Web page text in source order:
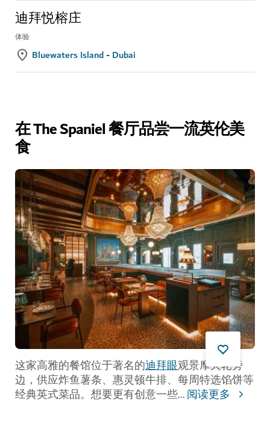
迪拜悦榕庄
体验
Bluewaters Island - Dubai
在 The Spaniel 餐厅品尝一流英伦美
食
这家高雅的餐馆位于著名的迪拜眼观景摩天轮旁
边，供应炸鱼薯条、惠灵顿牛排、每周特选馅饼等
经典英式菜品。想要更有创意一些...阅读更多